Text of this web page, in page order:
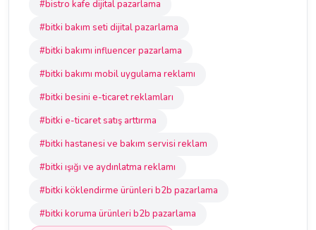
#bistro kafe dijital pazarlama
#bitki bakım seti dijital pazarlama
#bitki bakımı influencer pazarlama
#bitki bakımı mobil uygulama reklamı
#bitki besini e-ticaret reklamları
#bitki e-ticaret satış arttırma
#bitki hastanesi ve bakım servisi reklam
#bitki ışığı ve aydınlatma reklamı
#bitki köklendirme ürünleri b2b pazarlama
#bitki koruma ürünleri b2b pazarlama